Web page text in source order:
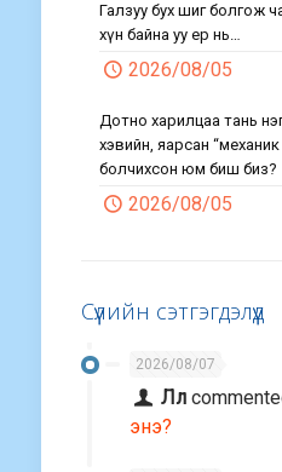
Галзуу бух шиг болгож
хүн байна уу ер нь…
2026/08/05
Дотно харилцаа тань
хэвийн, яарсан
болчихсон юм биш биз?
2026/08/05
Сүүлийн сэтгэгдэлүүд
2026/08/07
Лл
энэ?